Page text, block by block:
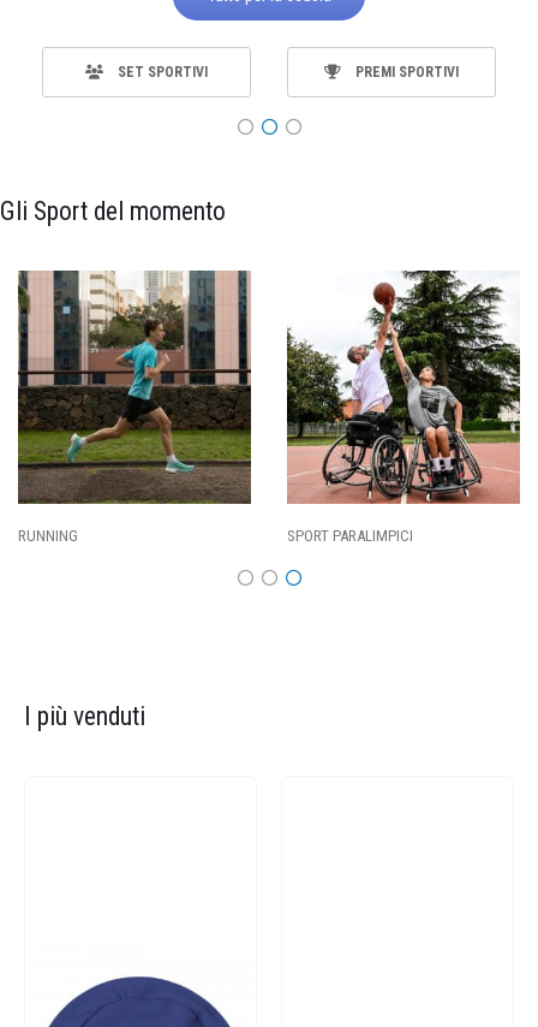
SET SPORTIVI PREMI SPORTIVI
Gli Sport del momento
RUNNING SPORT PARALIMPICI
I più venduti